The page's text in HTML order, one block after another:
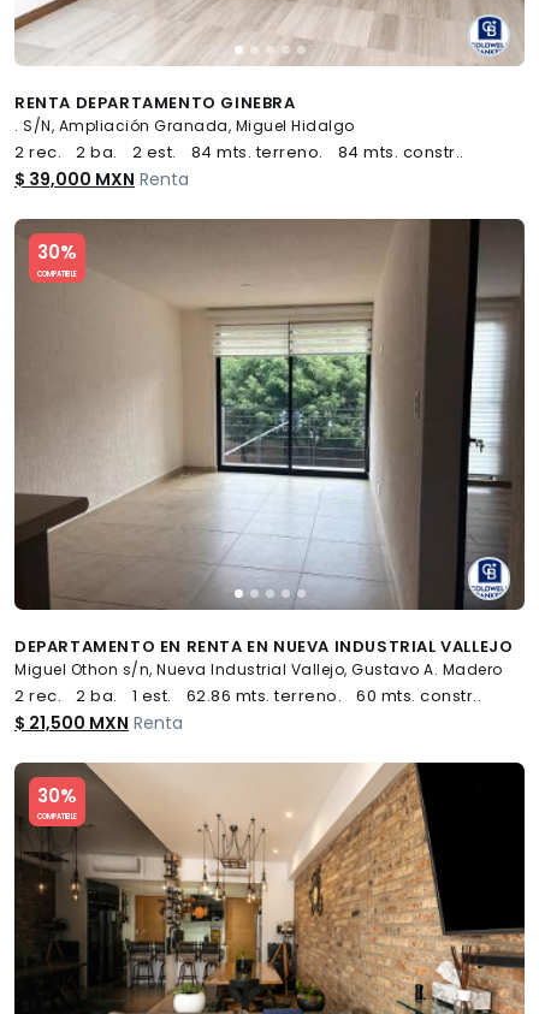
RENTA DEPARTAMENTO GINEBRA
. S/N, Ampliación Granada, Miguel Hidalgo
2 rec. 2 ba. 2 est. 84 mts. terreno. 84 mts. constr..
$ 39,000 MXN Renta
30%
COMPATIBLE
Slide 1 of 5
DEPARTAMENTO EN RENTA EN NUEVA INDUSTRIAL VALLEJO
Miguel Othon s/n, Nueva Industrial Vallejo, Gustavo A. Madero
2 rec. 2 ba. 1 est. 62.86 mts. terreno. 60 mts. constr..
$ 21,500 MXN Renta
30%
COMPATIBLE
Slide 1 of 5